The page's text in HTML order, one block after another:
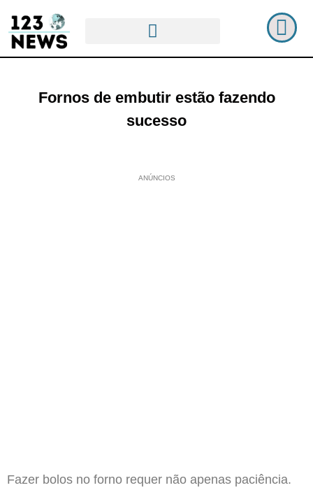
Fornos de embutir estão fazendo
sucesso
ANÚNCIOS
Fazer bolos no forno requer não apenas paciência.